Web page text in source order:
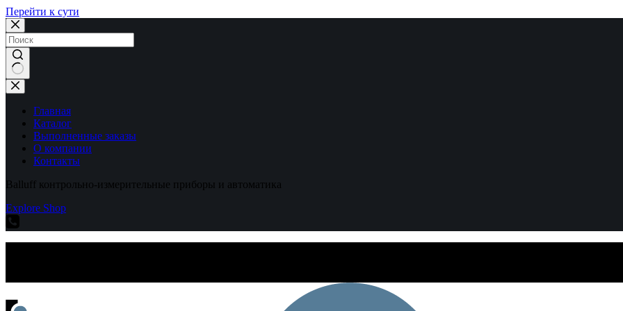
Перейти к сути
Ничего
не
найденоГлавная
Каталог
Выполненные заказы
О компании
Контакты
Balluff контрольно-измерительные приборы и автоматика
Explore Shop